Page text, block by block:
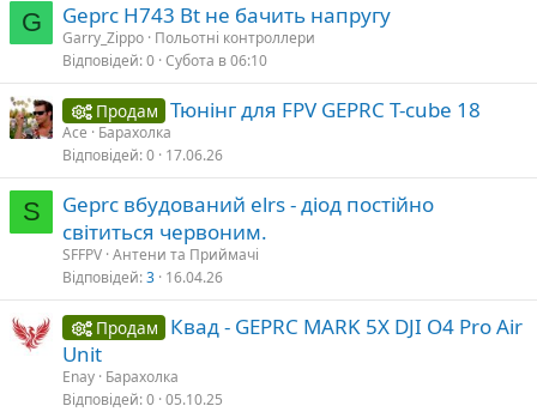
G Geprc H743 Bt не бачить напругу
Garry_Zippo Польотні контроллери
Відповідей 0 Субота в 06:10
Продам Тюнінг для FPV GEPRC T-cube 18
Ace
Барахолка
Відповідей 0 17.06.26
S
Geprc вбудований elrs - діод постійно
світиться червоним.
SFFPV Антени та Приймачі
Відповідей 3 16.04.26
Продам
Квад - GEPRC MARK 5X DJI O4 Pro Air
Unit
Enay Барахолка
Відповідей 0 05.10.25